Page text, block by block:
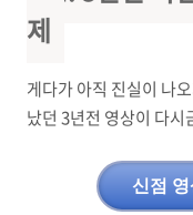
제
게다가 아직 진실이 나
났던 3년전 영상이 다
신점